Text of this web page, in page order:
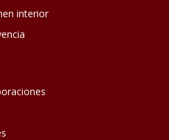
interior